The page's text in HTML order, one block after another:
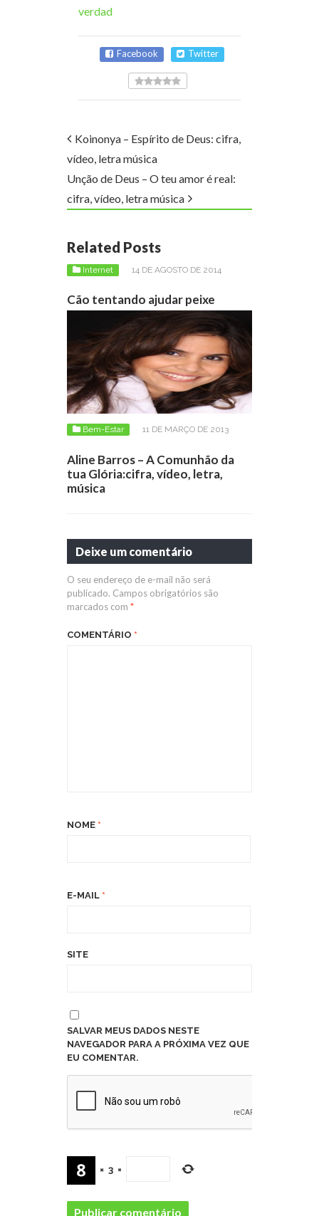
verdad
Facebook Twitter
Koinonya – Espírito de Deus: cifra,
vídeo, letra música
Unção de Deus – O teu amor é real:
cifra, vídeo, letra música
Related Posts
Internet 14 DE AGOSTO DE 2014
Cão tentando ajudar peixe
Bem-Estar 11 DE MARÇO DE 2013
Aline Barros – A Comunhão da
tua Glória:cifra, vídeo, letra,
música
Deixe um comentário
O seu endereço de e-mail não será
publicado. Campos obrigatórios são
marcados com *
COMENTÁRIO *
NOME *
E-MAIL *
SITE
SALVAR MEUS DADOS NESTE
NAVEGADOR PARA A PRÓXIMA VEZ QUE
EU COMENTAR.
× 3 =